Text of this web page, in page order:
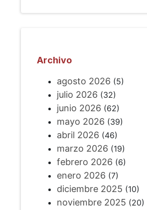
Archivo
agosto 2026 (5)
julio 2026 (32)
junio 2026 (62)
mayo 2026 (39)
abril 2026 (46)
marzo 2026 (19)
febrero 2026 (6)
enero 2026 (7)
diciembre 2025 (10)
noviembre 2025 (20)